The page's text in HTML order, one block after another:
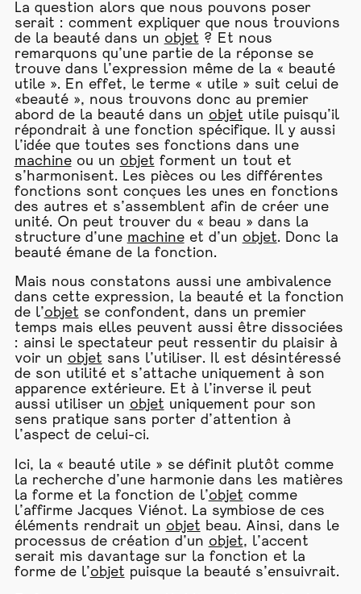
La question alors que nous pouvons poser
serait : comment expliquer que nous trouvions
de la beauté dans un objet ? Et nous
remarquons qu’une partie de la réponse se
trouve dans l’expression même de la « beauté
utile ». En effet, le terme « utile » suit celui de
«beauté », nous trouvons donc au premier
abord de la beauté dans un objet utile puisqu’il
répondrait à une fonction spécifique. Il y aussi
l’idée que toutes ses fonctions dans une
machineou un objet forment un tout et
s’harmonisent. Les pièces ou les différentes
fonctions sont conçues les unes en fonctions
des autres et s’assemblent afin de créer une
unité. On peut trouver du « beau » dans la
structure d’une machineet d’un objet. Donc la
beauté émane de la fonction.
Mais nous constatons aussi une ambivalence
dans cette expression, la beauté et la fonction
de l’objet se confondent, dans un premier
temps mais elles peuvent aussi être dissociées
: ainsi le spectateur peut ressentir du plaisir à
voir un objet sans l’utiliser. Il est désintéressé
de son utilité et s’attache uniquement à son
apparence extérieure. Et à l’inverse il peut
aussi utiliser un objet uniquement pour son
sens pratique sans porter d’attention à
l’aspect de celui-ci.
Ici, la « beauté utile » se définit plutôt comme
la recherche d’une harmonie dans les matières
la forme et la fonction de l’objet comme
l’affirme Jacques Viénot. La symbiose de ces
éléments rendrait un objet beau. Ainsi, dans le
processus de création d’un objet, l’accent
serait mis davantage sur la fonction et la
forme de l’objet puisque la beauté s’ensuivrait.